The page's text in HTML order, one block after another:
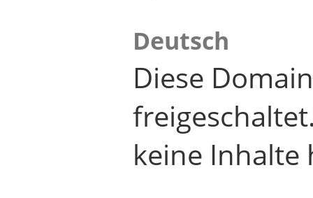
Deutsch
Diese
keine Inhalte